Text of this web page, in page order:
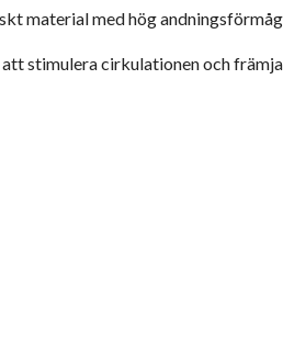
material med hög
stimulera cirkulationen och